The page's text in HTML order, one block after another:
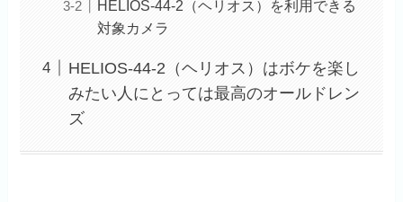
HELIOS-44-2（ヘリオス）を利用できる
対象カメラ
HELIOS-44-2（ヘリオス）はボケを楽し
みたい人にとっては最高のオールドレン
ズ